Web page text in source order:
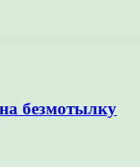
безмотылку